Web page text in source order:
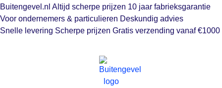
Buitengevel.nl Altijd scherpe prijzen 10 jaar fabrieksgarantie
Voor ondernemers & particulieren Deskundig advies
Snelle levering Scherpe prijzen Gratis verzending vanaf €1000